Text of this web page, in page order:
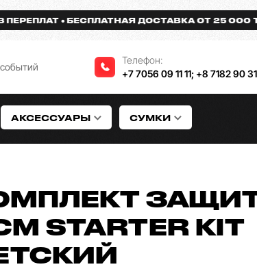
БЕСПЛАТНАЯ ДОСТАВКА ОТ 25 000 ТГ
Телефон:
+7 7056 09 11 11; +8 7182 90 31
АКСЕССУАРЫ СУМКИ
STARTER KIT